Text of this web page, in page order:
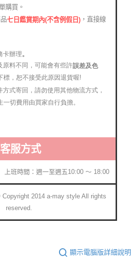
購買。
七日鑑賞期內(不含例假日) ，直接線
卡辦理。
料不同，可能會有些許誤差及色
標，恕不接受此原因退貨喔!
式寄回，請勿使用其他物流方式，
切費用由買家自行負擔。
客服方式
班時間：週一至週五10:00 ～ 18:00
2014 a-may style All rights
reserved.
顯示電腦版詳細說明